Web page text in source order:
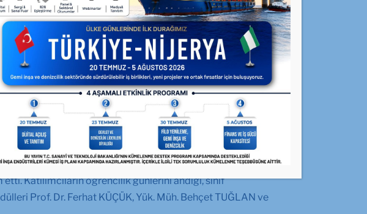
Derneği Geleneksel Günü’ne katıldı
GİSBİR’in de sponsorları arasında yer aldığı İTÜ Gemi
geleneksel gününe katıldı.
Aydın ŞALCI tarafından verilmesi ile başlayan gün, daha
Katılımcıların öğrencilik günlerini andığı, sınıf
Prof. Dr. Ferhat KÜÇÜK, Yük. Müh. Behçet TUĞLAN ve